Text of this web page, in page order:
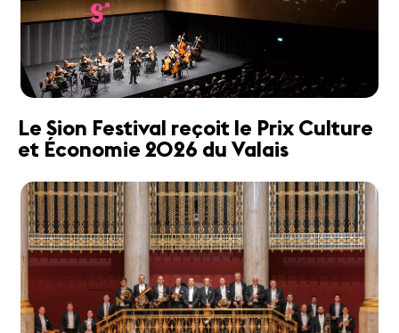
Le Sion Festival reçoit le Prix Culture
et Économie 2026 du Valais